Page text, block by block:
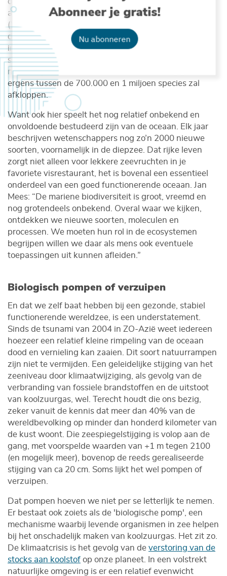
Abonneer je gratis!
Nu abonneren
aanwezig. Het Wereldregister van Mariene Soorten
(WoRMS
de Vlaamse bijdrage tot de Europese LifeWatch
infrastructuur, omvat vandaag 240.000 unieke
soorten. Vermoed wordt dat het werkelijke aantal – de
micro-organismen even buiten beschouwing gelaten –
ergens tussen de 700.000 en 1 miljoen species zal
afkloppen.
Want ook hier speelt het nog relatief onbekend en
onvoldoende bestudeerd zijn van de oceaan. Elk jaar
beschrijven wetenschappers nog zo’n 2000 nieuwe
soorten, voornamelijk in de diepzee. Dat rijke leven
zorgt niet alleen voor lekkere zeevruchten in je
favoriete visrestaurant, het is bovenal een essentieel
onderdeel van een goed functionerende oceaan. Jan
Mees: “De mariene biodiversiteit is groot, vreemd en
nog grotendeels onbekend. Overal waar we kijken,
ontdekken we nieuwe soorten, moleculen en
processen. We moeten hun rol in de ecosystemen
begrijpen willen we daar als mens ook eventuele
toepassingen uit kunnen afleiden.”
Biologisch pompen of verzuipen
En dat we zelf baat hebben bij een gezonde, stabiel
functionerende wereldzee, is een understatement.
Sinds de tsunami van 2004 in ZO-Azië weet iedereen
hoezeer een relatief kleine rimpeling van de oceaan
dood en vernieling kan zaaien. Dit soort natuurrampen
zijn niet te vermijden. Een geleidelijke stijging van het
zeeniveau door klimaatwijziging, als gevolg van de
verbranding van fossiele brandstoffen en de uitstoot
van koolzuurgas, wel. Terecht houdt die ons bezig,
zeker vanuit de kennis dat meer dan 40% van de
wereldbevolking op minder dan honderd kilometer van
de kust woont. Die zeespiegelstijging is volop aan de
gang, met voorspelde waarden van +1 m tegen 2100
(en mogelijk meer), bovenop de reeds gerealiseerde
stijging van ca 20 cm. Soms lijkt het wel pompen of
verzuipen.
Dat pompen hoeven we niet per se letterlijk te nemen.
Er bestaat ook zoiets als de 'biologische pomp', een
mechanisme waarbij levende organismen in zee helpen
bij het onschadelijk maken van koolzuurgas. Het zit zo.
De klimaatcrisis is het gevolg van de verstoring van de
stocks aan koolstof op onze planeet. In een volstrekt
natuurlijke omgeving is er een relatief evenwicht